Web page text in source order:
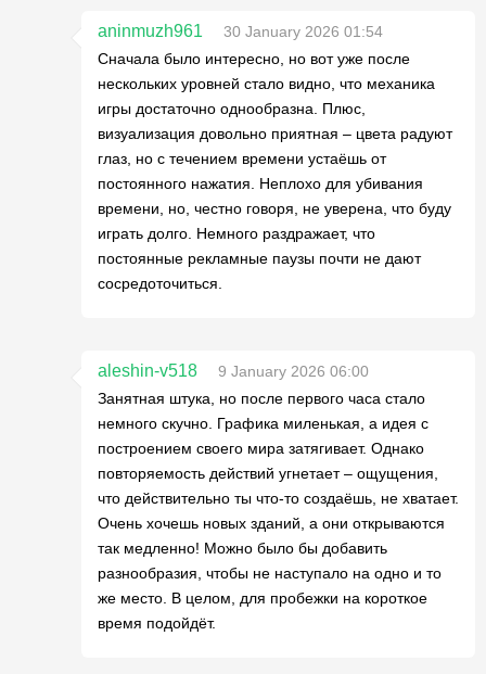
aninmuzh961
30 January 2026 01:54
Сначала было интересно, но вот уже после
нескольких уровней стало видно, что механика
игры достаточно однообразна. Плюс,
визуализация довольно приятная – цвета радуют
глаз, но с течением времени устаёшь от
постоянного нажатия. Неплохо для убивания
времени, но, честно говоря, не уверена, что буду
играть долго. Немного раздражает, что
постоянные рекламные паузы почти не дают
сосредоточиться.
aleshin-v518
9 January 2026 06:00
Занятная штука, но после первого часа стало
немного скучно. Графика миленькая, а идея с
построением своего мира затягивает. Однако
повторяемость действий угнетает – ощущения,
что действительно ты что-то создаёшь, не хватает.
Очень хочешь новых зданий, а они открываются
так медленно! Можно было бы добавить
разнообразия, чтобы не наступало на одно и то
же место. В целом, для пробежки на короткое
время подойдёт.